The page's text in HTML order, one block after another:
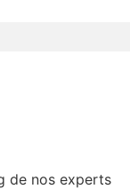
de nos experts